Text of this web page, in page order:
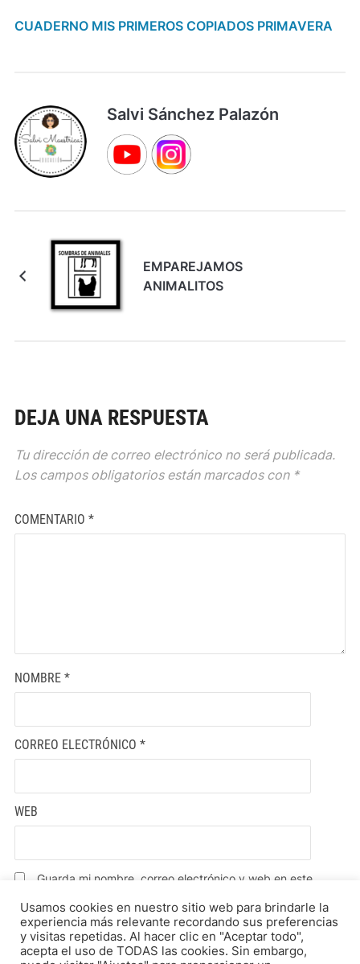
CUADERNO MIS PRIMEROS COPIADOS PRIMAVERA
Salvi Sánchez Palazón
EMPAREJAMOS
ANIMALITOS
DEJA UNA RESPUESTA
Tu dirección de correo electrónico no será publicada.
Los campos obligatorios están marcados con *
COMENTARIO *
NOMBRE *
CORREO ELECTRÓNICO *
WEB
Guarda mi nombre, correo electrónico y web en este
Usamos cookies en nuestro sitio web para brindarle la
experiencia más relevante recordando sus preferencias
y visitas repetidas. Al hacer clic en "Aceptar todo",
acepta el uso de TODAS las cookies. Sin embargo,